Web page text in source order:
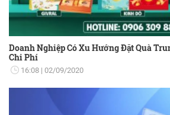
Doanh Nghiệp Có Xu Hướng Đặt Quà
Chi Phí
16:08 02/09/2020